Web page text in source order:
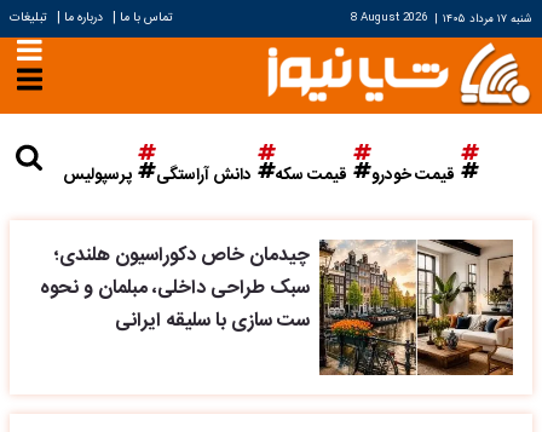
شنبه ۱۷ مرداد ۱۴۰۵ |
8 August 2026 تماس با ما | درباره ما | تبلیغات
قیمت خودرو قیمت سکه دانش آراستگی پرسپولیس
چیدمان خاص دکوراسیون هلندی؛
سبک طراحی داخلی، مبلمان و نحوه
ست سازی با سلیقه ایرانی